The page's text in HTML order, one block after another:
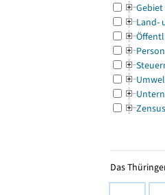
Gebiet
Land-
Zensus
Das